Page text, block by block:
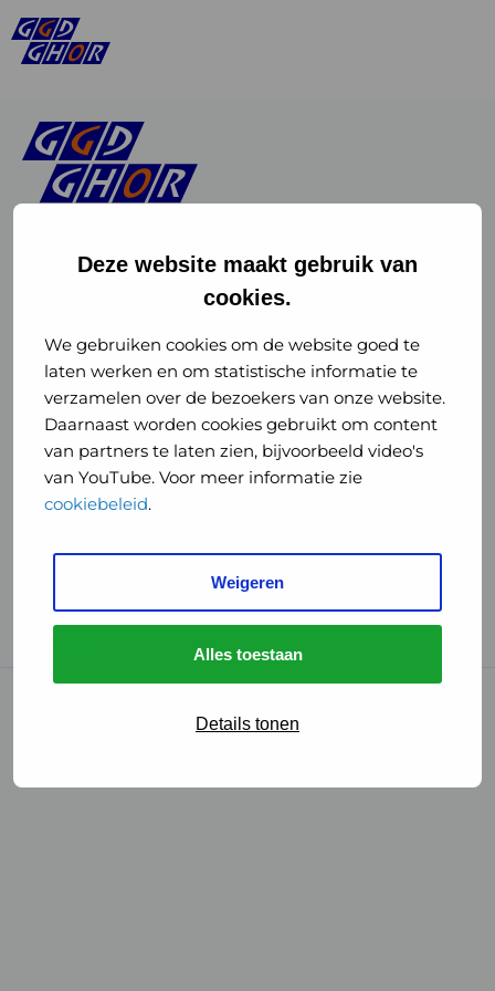
Deze website maakt gebruik van
cookies.
We gebruiken cookies om de website goed te
laten werken en om statistische informatie te
verzamelen over de bezoekers van onze website.
Daarnaast worden cookies gebruikt om content
van partners te laten zien, bijvoorbeeld video's
van YouTube. Voor meer informatie zie
cookiebeleid.
Weigeren
Alles toestaan
Details tonen
of
GGD
GHOR
Nederland
Instagram
of
GGD
GHOR
Nederland
GGD Reizen op social media
GGD Reizen
GGD Reisvaccinaties